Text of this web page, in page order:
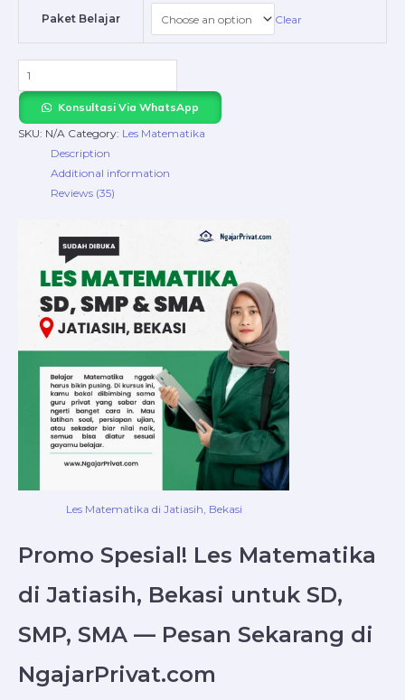
Paket Belajar Clear
Konsultasi Via WhatsApp
SKU: N/A Category: Les Matematika
Description
Additional information
Reviews (35)
Les Matematika di Jatiasih, Bekasi
Promo Spesial! Les Matematika
di Jatiasih, Bekasi untuk SD,
SMP, SMA — Pesan Sekarang di
NgajarPrivat.com